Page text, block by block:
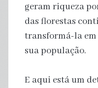
geram riqueza
das florestas
transformá-la
sua população.
E aqui está um